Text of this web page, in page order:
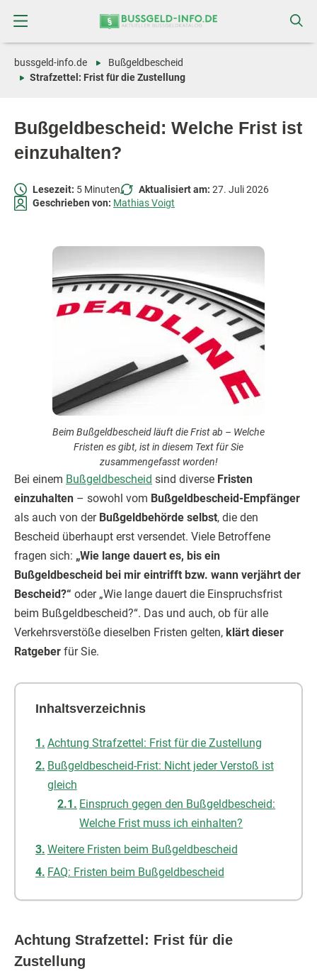
Inhalt
springen
Navigation
springen
Bußgeldbescheid: Welche Frist ist
einzuhalten?
bussgeld-info.de
Bußgeldbescheid
Strafzettel: Frist für die Zustellung
Lesezeit: 5 Minuten Aktualisiert am: 27. Juli 2026
Geschrieben von: Mathias Voigt
Beim Bußgeldbescheid läuft die Frist ab – Welche
Fristen es gibt, ist in diesem Text für Sie
zusammengefasst worden!
Bei einem Bußgeldbescheid sind diverse Fristen
einzuhalten – sowohl vom Bußgeldbescheid-Empfänger
als auch von der Bußgeldbehörde selbst, die den
Bescheid überhaupt erst versendet. Viele Betroffene
fragen sich: „Wie lange dauert es, bis ein
Bußgeldbescheid bei mir eintrifft bzw. wann verjährt der
Bescheid?“ oder „Wie lange dauert die Einspruchsfrist
beim Bußgeldbescheid?“. Das und auch, ob für alle
Verkehrsverstöße dieselben Fristen gelten, klärt dieser
Ratgeber für Sie.
Inhaltsverzeichnis
Achtung Strafzettel: Frist für die Zustellung
Bußgeldbescheid-Frist: Nicht jeder Verstoß ist
gleich
Einspruch gegen den Bußgeldbescheid:
Welche Frist muss ich einhalten?
Weitere Fristen beim Bußgeldbescheid
FAQ: Fristen beim Bußgeldbescheid
Achtung Strafzettel: Frist für die
Zustellung